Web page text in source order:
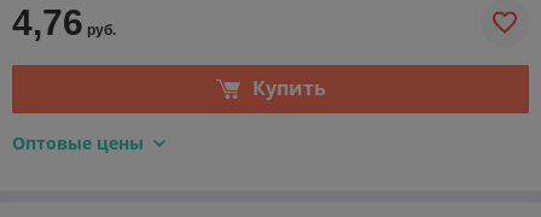
4,76 руб.
Купить
Оптовые цены